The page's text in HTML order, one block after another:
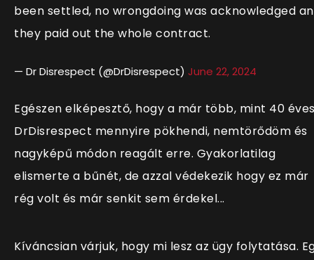
been settled, no wrongdoing was acknowledged
they paid out the whole contract.
— Dr Disrespect (@DrDisrespect) June 22, 2024
Egészen elképesztő, hogy a már több, mint 40
DrDisrespect mennyire pökhendi, nemtörődöm és
nagyképű módon reagált erre. Gyakorlatilag
elismerte a bűnét, de azzal védekezik hogy ez már
rég volt és már senkit sem érdekel...
Kíváncsian várjuk, hogy mi lesz az ügy folytatása.